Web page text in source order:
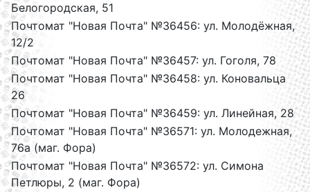
Белогородская, 51
Почтомат "Новая Почта" №36456: ул. Молодёжная,
12/2
Почтомат "Новая Почта" №36457: ул. Гоголя, 78
Почтомат "Новая Почта" №36458: ул. Коновальца
26
Почтомат "Новая Почта" №36459: ул. Линейная, 28
Почтомат "Новая Почта" №36571: ул. Молодежная,
76а (маг. Фора)
Почтомат "Новая Почта" №36572: ул. Симона
Петлюры, 2 (маг. Фора)